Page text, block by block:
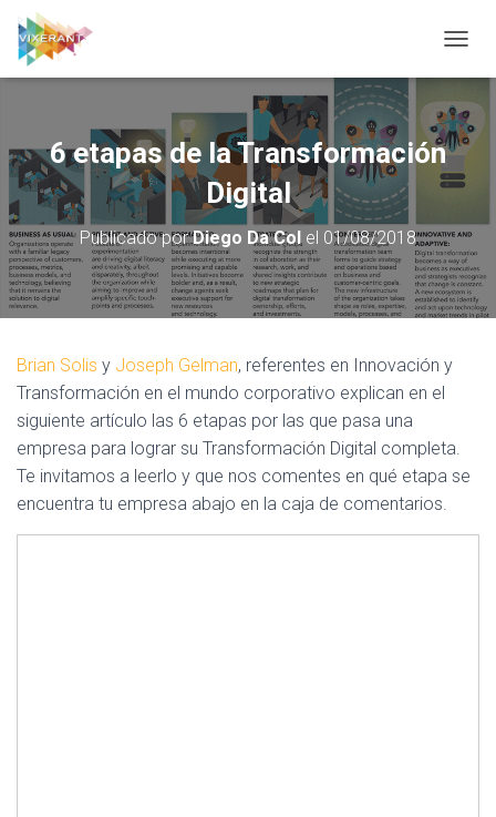
6 etapas de la Transformación
Digital
Publicado porDiego Da Colel 01/08/2018
Brian Solis y Joseph Gelman, referentes en Innovación y
Transformación en el mundo corporativo explican en el
siguiente artículo las 6 etapas por las que pasa una
empresa para lograr su Transformación Digital completa.
Te invitamos a leerlo y que nos comentes en qué etapa se
encuentra tu empresa abajo en la caja de comentarios.